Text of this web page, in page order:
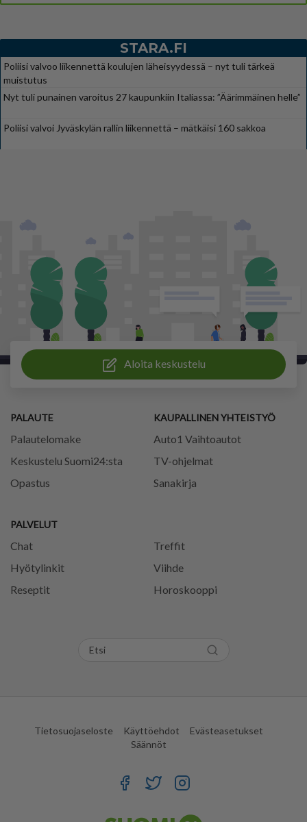
STARA.FI
Poliisi valvoo liikennettä koulujen läheisyydessä – nyt tuli tärkeä
muistutus
Nyt tuli punainen varoitus 27 kaupunkiin Italiassa: ”Äärimmäinen helle”
Poliisi valvoi Jyväskylän rallin liikennettä – mätkäisi 160 sakkoa
Aloita keskustelu
PALAUTE
Palautelomake
Keskustelu Suomi24:sta
Opastus
PALVELUT
Chat
Treffit
Hyötylinkit
Viihde
Reseptit
Horoskooppi
KAUPALLINEN YHTEISTYÖ
Auto1 Vaihtoautot
TV-ohjelmat
Sanakirja
Tietosuojaseloste Käyttöehdot
Evästeasetukset
Säännöt